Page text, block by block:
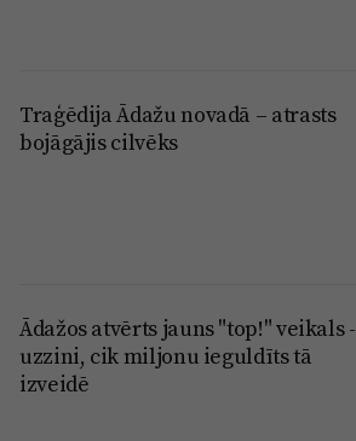
Traģēdija Ādažu novadā – atrasts
bojāgājis cilvēks
Ādažos atvērts jauns "top!" veikals -
uzzini, cik miljonu ieguldīts tā
izveidē